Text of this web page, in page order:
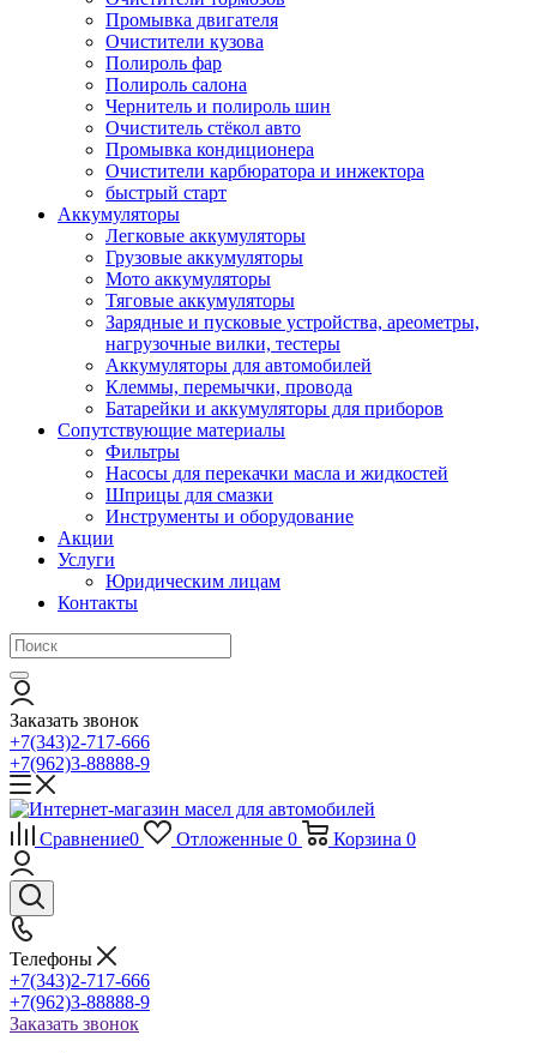
Промывка двигателя
Очистители кузова
Полироль фар
Полироль салона
Чернитель и полироль шин
Очиститель стёкол авто
Промывка кондиционера
Очистители карбюратора и инжектора
быстрый старт
Аккумуляторы
Легковые аккумуляторы
Грузовые аккумуляторы
Мото аккумуляторы
Тяговые аккумуляторы
Зарядные и пусковые устройства, ареометры,
нагрузочные вилки, тестеры
Аккумуляторы для автомобилей
Клеммы, перемычки, провода
Батарейки и аккумуляторы для приборов
Сопутствующие материалы
Фильтры
Насосы для перекачки масла и жидкостей
Шприцы для смазки
Инструменты и оборудование
Акции
Услуги
Юридическим лицам
Контакты
Заказать звонок
+7(343)2-717-666
+7(962)3-88888-9
Сравнение0 Отложенные 0 Корзина 0
Телефоны
+7(343)2-717-666
+7(962)3-88888-9
Заказать звонок